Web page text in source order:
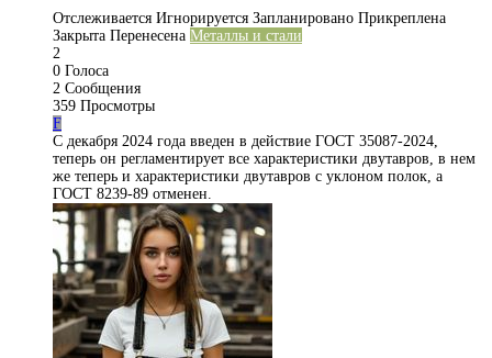
Отслеживается Игнорируется Запланировано Прикреплена
Закрыта Перенесена Металлы и стали
2
0 Голоса
2 Сообщения
359 Просмотры
F
С декабря 2024 года введен в действие ГОСТ 35087-2024,
теперь он регламентирует все характеристики двутавров, в нем
же теперь и характеристики двутавров с уклоном полок, а
ГОСТ 8239-89 отменен.